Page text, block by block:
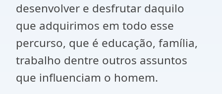
desenvolver e desfrutar daquilo
que adquirimos em todo esse
percurso, que é educação, família,
trabalho dentre outros assuntos
que influenciam o homem.